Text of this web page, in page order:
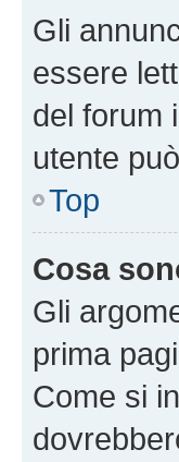
Gli
essere
del forum
utente
Top
Cosa
Gli
prima
Come si